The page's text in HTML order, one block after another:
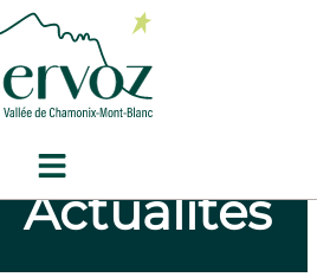
Actualités